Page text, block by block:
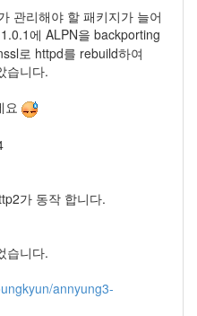
관리해야 할 패키지가 늘어
에 ALPN을 backporting
로 httpd를 rebuild하여
습니다.
요
가 동작 합니다.
습니다.
annyung3-